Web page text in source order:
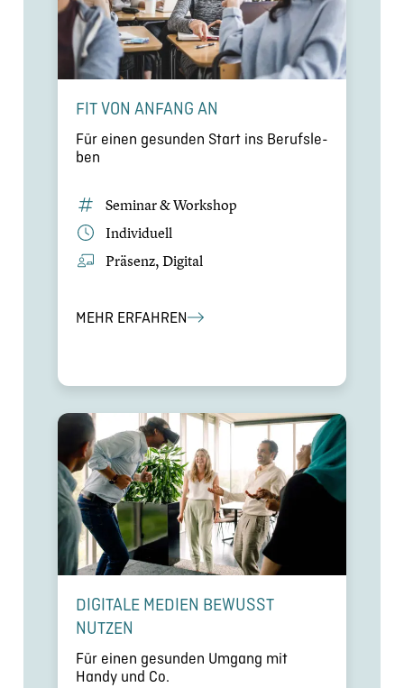
FIT VON ANFANG AN
Für einen gesunden Start ins Berufs­le­
ben
Seminar & Workshop
Indivi­du­ell
Präsenz, Digital
MEHR ERFAHREN
DIGITALE MEDIEN BEWUSST
NUTZEN
Für einen gesunden Umgang mit
Handy und Co.